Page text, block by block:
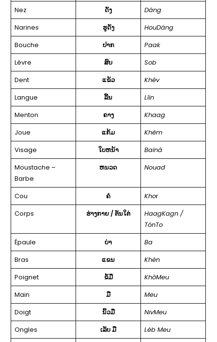
Nez
ດັງ
Dáng
Narines
ຮູດັງ
HouDáng
Bouche
ປາກ
Paak
Lèvre
ສົບ
Sob
Dent
ແຂ້ວ
Khêv
Langue
ລີ້ນ
Lîin
Menton
ຄາງ
Khaag
Joue
ແກ້ມ
Khêm
Visage
ໃບຫນ້າ
Baïnâ
Moustache –
Barbe
ຫນວດ Nouad
Cou ຄໍ Khor
Corps
ຮ່າງກາຍ / ຕັນໃຕ່
HaagKagn /
TónTo
Épaule
ບ່າ
Ba
Bras
ແຂນ
Khèn
Poignet
ຂໍ້ມື
KhôMeu
Main
ມື
Meu
Doigt
ນິ້ວມື
NivMeu
Ongles
ເລັບ ມື
Léb Meu